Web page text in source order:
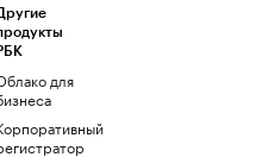
для